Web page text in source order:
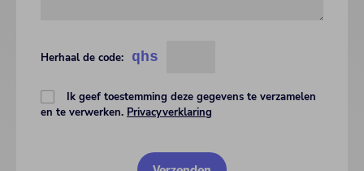
Herhaal de code: qhs
Ik geef toestemming deze gegevens te verzamelen
en te verwerken. Privacyverklaring